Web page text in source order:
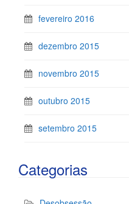
fevereiro 2016
dezembro 2015
novembro 2015
outubro 2015
setembro 2015
Categorias